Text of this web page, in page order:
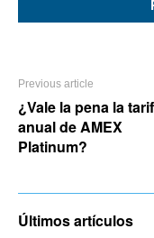
Previous article
¿Vale la pena la
anual de AMEX
Platinum?
Últimos artículos